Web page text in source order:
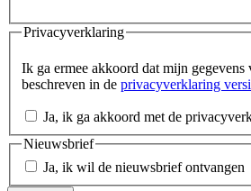
Privacyverklaring
Ik ga ermee akkoord dat mijn
beschreven in de privacyverklaring
Ja, ik ga akkoord met de
Nieuwsbrief
Ja, ik wil de nieuwsbrief ontvangen